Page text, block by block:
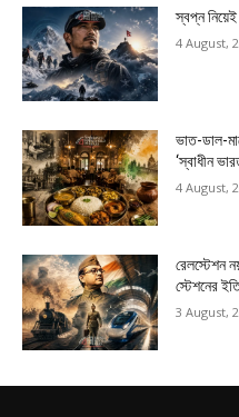
স্বপ্ন নিয়েই
4 August,
ভাত-ডাল-
‘স্বাধীন
4 August,
রেলস্টেশন
স্টেশনের
3 August,